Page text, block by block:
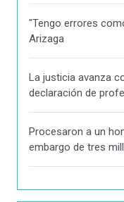
"Tengo errores
Arizaga
La justicia avanza
declaración de
Procesaron a un
embargo de tres